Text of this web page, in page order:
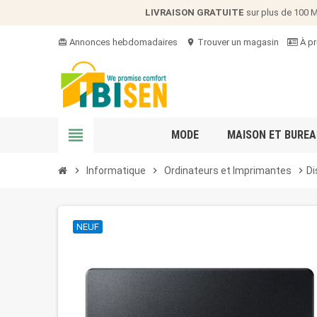
LIVRAISON GRATUITE sur plus de 100
card_giftcard Annonces hebdomadaires location_on Trouver un magasin À
view_headline MODE MAISON ET
chevron_right Informatique chevron_right Ordinateurs et Imprimantes chevron_right
NEUF